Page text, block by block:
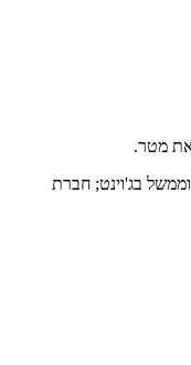
מטר.
בג'וינט; חברת